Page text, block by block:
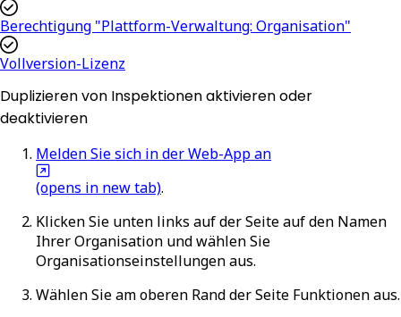
Berechtigung "Plattform-Verwaltung: Organisation"
Vollversion-Lizenz
Duplizieren von Inspektionen aktivieren oder
deaktivieren
Melden Sie sich in der Web-App an
(opens in new tab).
Klicken Sie unten links auf der Seite auf den Namen
Ihrer Organisation und wählen Sie
Organisationseinstellungenaus.
Wählen Sie am oberen Rand der Seite Funktionenaus.